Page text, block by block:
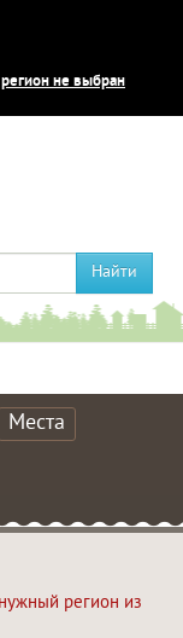
регион не выбран
Найти
Места
регион из